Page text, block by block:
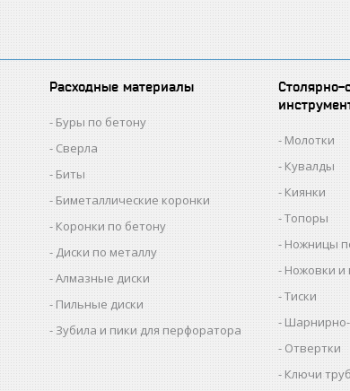
Расходные материалы
Буры по бетону
Сверла
Биты
Биметаллические коронки
Коронки по бетону
Диски по металлу
Алмазные диски
Пильные диски
Зубила и пики для перфоратора
Столярно-
Молотки
Кувалды
Киянки
Топоры
Ножницы
Ножовки и
Тиски
Шарнирно-
Отвертки
Ключи